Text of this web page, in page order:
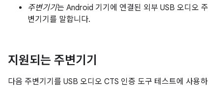
주변기기는 Android 기기에 연결된 외부 USB 오디오 주
변기기를 말합니다.
지원되는 주변기기
다음 주변기기를 USB 오디오 CTS 인증 도구 테스트에 사용하